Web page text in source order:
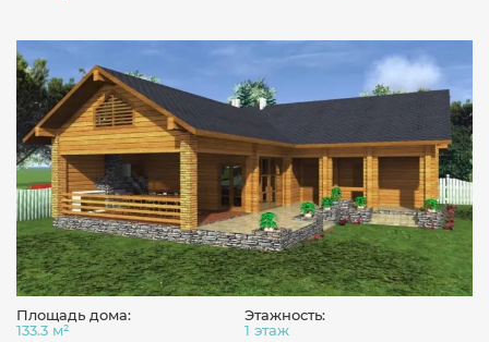
Площадь дома:
133.3 м²
Этажность:
1 этаж